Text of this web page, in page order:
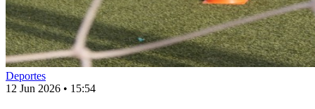
Deportes
12 Jun 2026 • 15:54